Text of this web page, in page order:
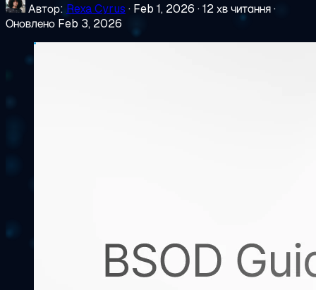
Автор: Rexa Cyrus · Feb 1, 2026 ·12 хв читання·
Оновлено Feb 3, 2026